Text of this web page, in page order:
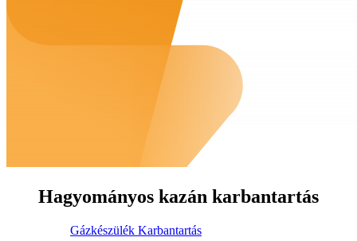
Hagyományos kazán karbantartás
Gázkészülék Karbantartás